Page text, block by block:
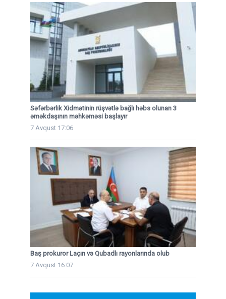
Səfərbərlik Xidmətinin rüşvətlə bağlı həbs olunan 3
əməkdaşının məhkəməsi başlayır
7 Avqust 17:06
Baş prokuror Laçın və Qubadlı rayonlarında olub
7 Avqust 16:07